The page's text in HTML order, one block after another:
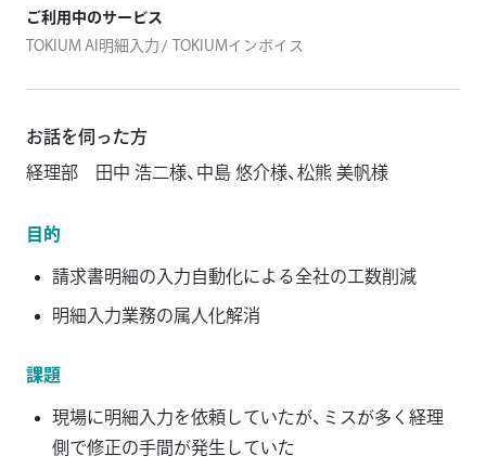
ご利用中のサービス
TOKIUM AI明細入力
TOKIUMインボイス
お話を伺った方
経理部 田中 浩二様、中島 悠介様、松熊 美帆様
目的
請求書明細の入力自動化による全社の工数削減
明細入力業務の属人化解消
課題
現場に明細入力を依頼していたが、ミスが多く経理
側で修正の手間が発生していた